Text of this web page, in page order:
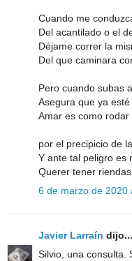
Cuando me
Del acantilado o el
Déjame correr la
Del que caminara
Pero cuando subas
Asegura que ya esté
Amar es como rodar
por el precipicio de
Y ante tal peligro es
Querer tener
6 de marzo de 2020
Javier Larraín dijo...
Silvio, una consulta.